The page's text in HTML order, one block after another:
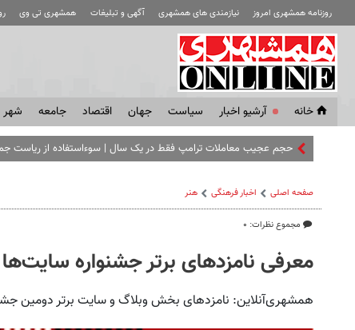
روزنامه همشهری امروز نیازمندی های همشهری آگهی و تبلیغات همشهری تی وی
خانه آرشیو اخبار سياست جهان اقتصاد جامعه شهر
صفحه اصلی اخبار فرهنگی هنر
مجموع نظرات: ۰
معرفی نامزدهای برتر جشنواره
همشهری‌آنلاین: نامزدهای بخش وبلاگ و سایت‌ برتر دومین